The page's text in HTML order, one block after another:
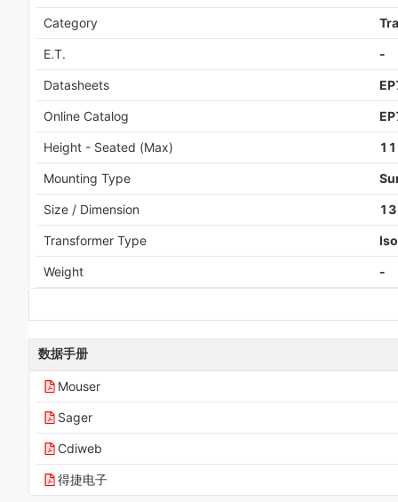
Category
E.T. -
Datasheets
Online Catalog
Height - Seated (Max)
Mounting Type
Size / Dimension
Transformer Type
Weight -
数据手册
Mouser
Sager
Cdiweb
得捷电子